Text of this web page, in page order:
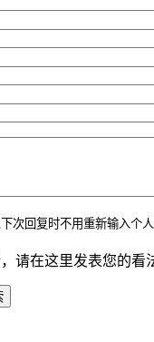
次回复时不用重新输入个
请在这里发表您的看